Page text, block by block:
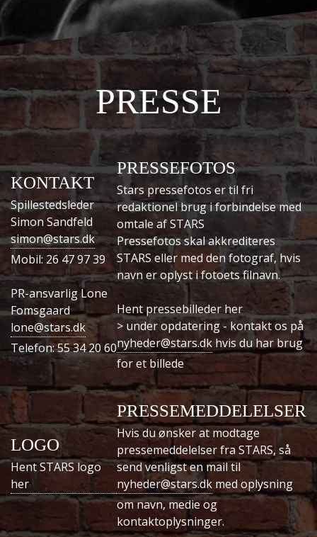
PRESSE
KONTAKT
Spillestedsleder
Simon Sandfeld
simon@stars.dk
Mobil: 26 47 97 39
PR-ansvarlig Lone
Fomsgaard
lone@stars.dk
Telefon: 55 34 20 60
PRESSEFOTOS
Stars pressefotos er til fri
redaktionel brug i forbindelse med
omtale af STARS
Pressefotos skal akkrediteres
STARS eller med den fotograf, hvis
navn er oplyst i fotoets filnavn.
Hent pressebilleder her
> under opdatering - kontakt os på
nyheder@stars.dk hvis du har brug
for et billede
LOGO
Hent STARS logo
her
PRESSEMEDDELELSER
Hvis du ønsker at modtage
pressemeddelelser fra STARS, så
send venligst en mail til
nyheder@stars.dk med oplysning
om navn, medie og
kontaktoplysninger.